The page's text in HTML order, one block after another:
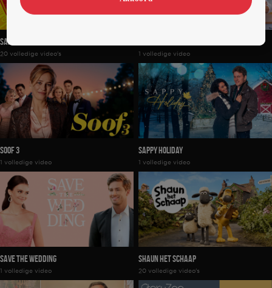
Santiago Of The Seas
20 volledige video's 1 volledige video
Soof 3
1 volledige video
Sappy Holiday
1 volledige video
Save The Wedding
1 volledige video
Shaun het Schaap
20 volledige video's